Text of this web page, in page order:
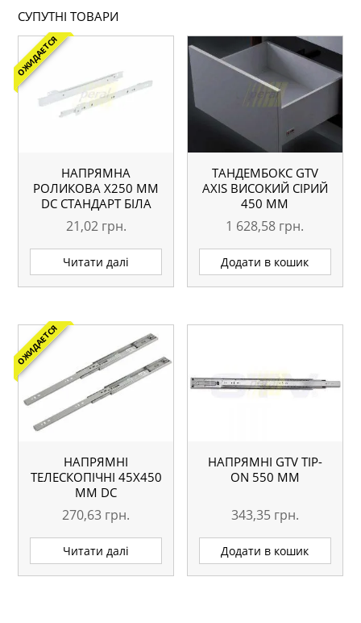
СУПУТНІ ТОВАРИ
ОЖИДАЕТСЯ
НАПРЯМНА
РОЛИКОВА X250 ММ
DC СТАНДАРТ БІЛА
21,02 грн.
Читати далі
ТАНДЕМБОКС GTV
AXIS ВИСОКИЙ СІРИЙ
450 ММ
1 628,58 грн.
Додати в кошик
ОЖИДАЕТСЯ
НАПРЯМНІ
ТЕЛЕСКОПІЧНІ 45Х450
ММ DC
270,63 грн.
Читати далі
НАПРЯМНІ GTV TIP-
ON 550 ММ
343,35 грн.
Додати в кошик